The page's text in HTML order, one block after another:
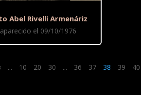
Abel Rivelli Armenáriz
el 09/10/1976
... 10 20 30 ... 36 37 38 39 40